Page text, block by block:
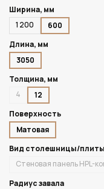
Ширина, мм
1 200
600
Длина, мм
3050
Толщина, мм
4
12
Поверхность
Матовая
Вид столешницы/плиты
Стеновая панель HPL-
Радиус завала